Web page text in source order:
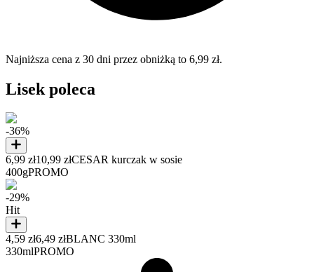
Najniższa cena z 30 dni przez obniżką to 6,99 zł.
Lisek poleca
-36%
6,99 zł10,99 złCESAR kurczak w sosie
400gPROMO
-29%
Hit
4,59 zł6,49 złBLANC 330ml
330mlPROMO